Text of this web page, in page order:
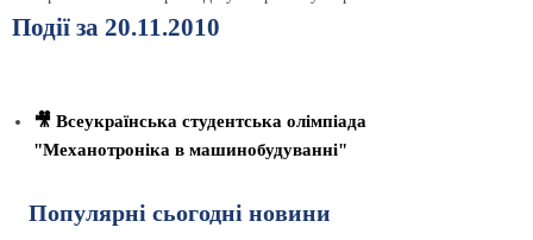
Події за 20.11.2010
🎥 Всеукраїнська студентська олімпіада
"Механотроніка в машинобудуванні"
Популярні сьогодні новини